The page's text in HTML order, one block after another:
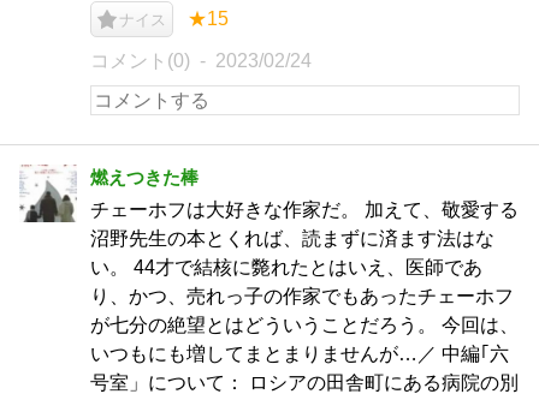
ナイス ★15
コメント(0) 2023/02/24
燃えつきた棒
チェーホフは大好きな作家だ。 加えて、敬愛する
沼野先生の本とくれば、読まずに済ます法はな
い。 44才で結核に斃れたとはいえ、医師であ
り、かつ、売れっ子の作家でもあったチェーホフ
が七分の絶望とはどういうことだろう。 今回は、
いつもにも増してまとまりませんが…／ 中編｢六
号室」について： ロシアの田舎町にある病院の別